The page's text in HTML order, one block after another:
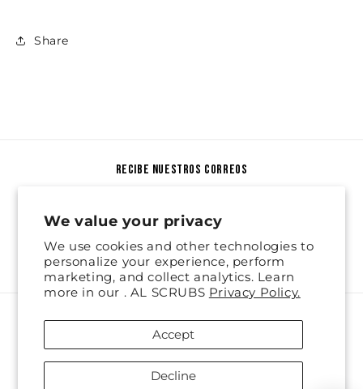
We value your privacy
We use cookies and other technologies to
personalize your experience, perform
marketing, and collect analytics. Learn
more in our . AL SCRUBS Privacy Policy.
Accept
Decline
Share
recibe nuestros correos
Email
FacebookInstagram
methods
Shipping policy